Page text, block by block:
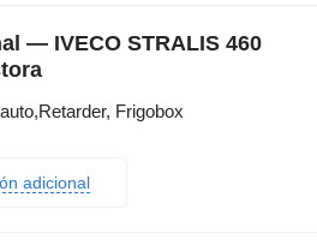
— IVECO STRALIS 460
Frigobox
adicional